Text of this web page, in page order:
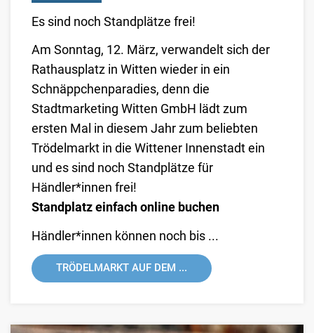
Es sind noch Standplätze frei!
Am Sonntag, 12. März, verwandelt sich der
Rathausplatz in Witten wieder in ein
Schnäppchenparadies, denn die
Stadtmarketing Witten GmbH lädt zum
ersten Mal in diesem Jahr zum beliebten
Trödelmarkt in die Wittener Innenstadt ein
und es sind noch Standplätze für
Händler*innen frei!
Standplatz einfach online buchen
Händler*innen können noch bis ...
TRÖDELMARKT AUF DEM ...